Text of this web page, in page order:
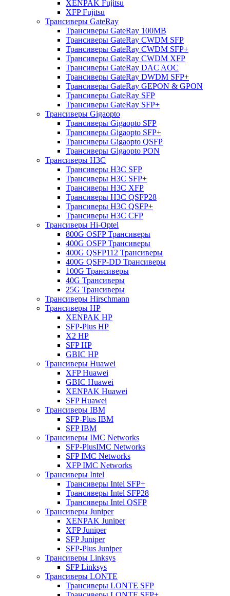
XENPAK Fujitsu
XFP Fujitsu
Трансиверы GateRay
Трансиверы GateRay 100MB
Трансиверы GateRay CWDM SFP
Трансиверы GateRay CWDM SFP+
Трансиверы GateRay CWDM XFP
Трансиверы GateRay DAC AOC
Трансиверы GateRay DWDM SFP+
Трансиверы GateRay GEPON & GPON
Трансиверы GateRay SFP
Трансиверы GateRay SFP+
Трансиверы Gigaopto
Трансиверы Gigaopto SFP
Трансиверы Gigaopto SFP+
Трансиверы Gigaopto QSFP
Трансиверы Gigaopto PON
Трансиверы H3C
Трансиверы H3C SFP
Трансиверы H3C SFP+
Трансиверы H3C XFP
Трансиверы H3C QSFP28
Трансиверы H3C QSFP+
Трансиверы H3C CFP
Трансиверы Hi-Optel
800G OSFP Трансиверы
400G OSFP Трансиверы
400G QSFP112 Трансиверы
400G QSFP-DD Трансиверы
100G Трансиверы
40G Трансиверы
25G Трансиверы
Трансиверы Hirschmann
Трансиверы HP
XENPAK HP
SFP-Plus HP
X2 HP
SFP HP
GBIC HP
Трансиверы Huawei
XFP Huawei
GBIC Huawei
XENPAK Huawei
SFP Huawei
Трансиверы IBM
SFP-Plus IBM
SFP IBM
Трансиверы IMC Networks
SFP-PlusIMC Networks
SFP IMC Networks
XFP IMC Networks
Трансиверы Intel
Трансиверы Intel SFP+
Трансиверы Intel SFP28
Трансиверы Intel QSFP
Трансиверы Juniper
XENPAK Juniper
XFP Juniper
SFP Juniper
SFP-Plus Juniper
Трансиверы Linksys
SFP Linksys
Трансиверы LONTE
Трансиверы LONTE SFP